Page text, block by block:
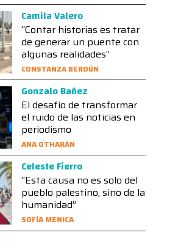
Camila Valero
“Contar historias es tratar
de generar un puente con
algunas realidades”
CONSTANZA BERDÚN
Gonzalo Bañez
El desafío de transformar
el ruido de las noticias en
periodismo
ANA OTHARÁN
Celeste Fierro
“Esta causa no es solo del
pueblo palestino, sino de la
humanidad”
SOFÍA MENICA